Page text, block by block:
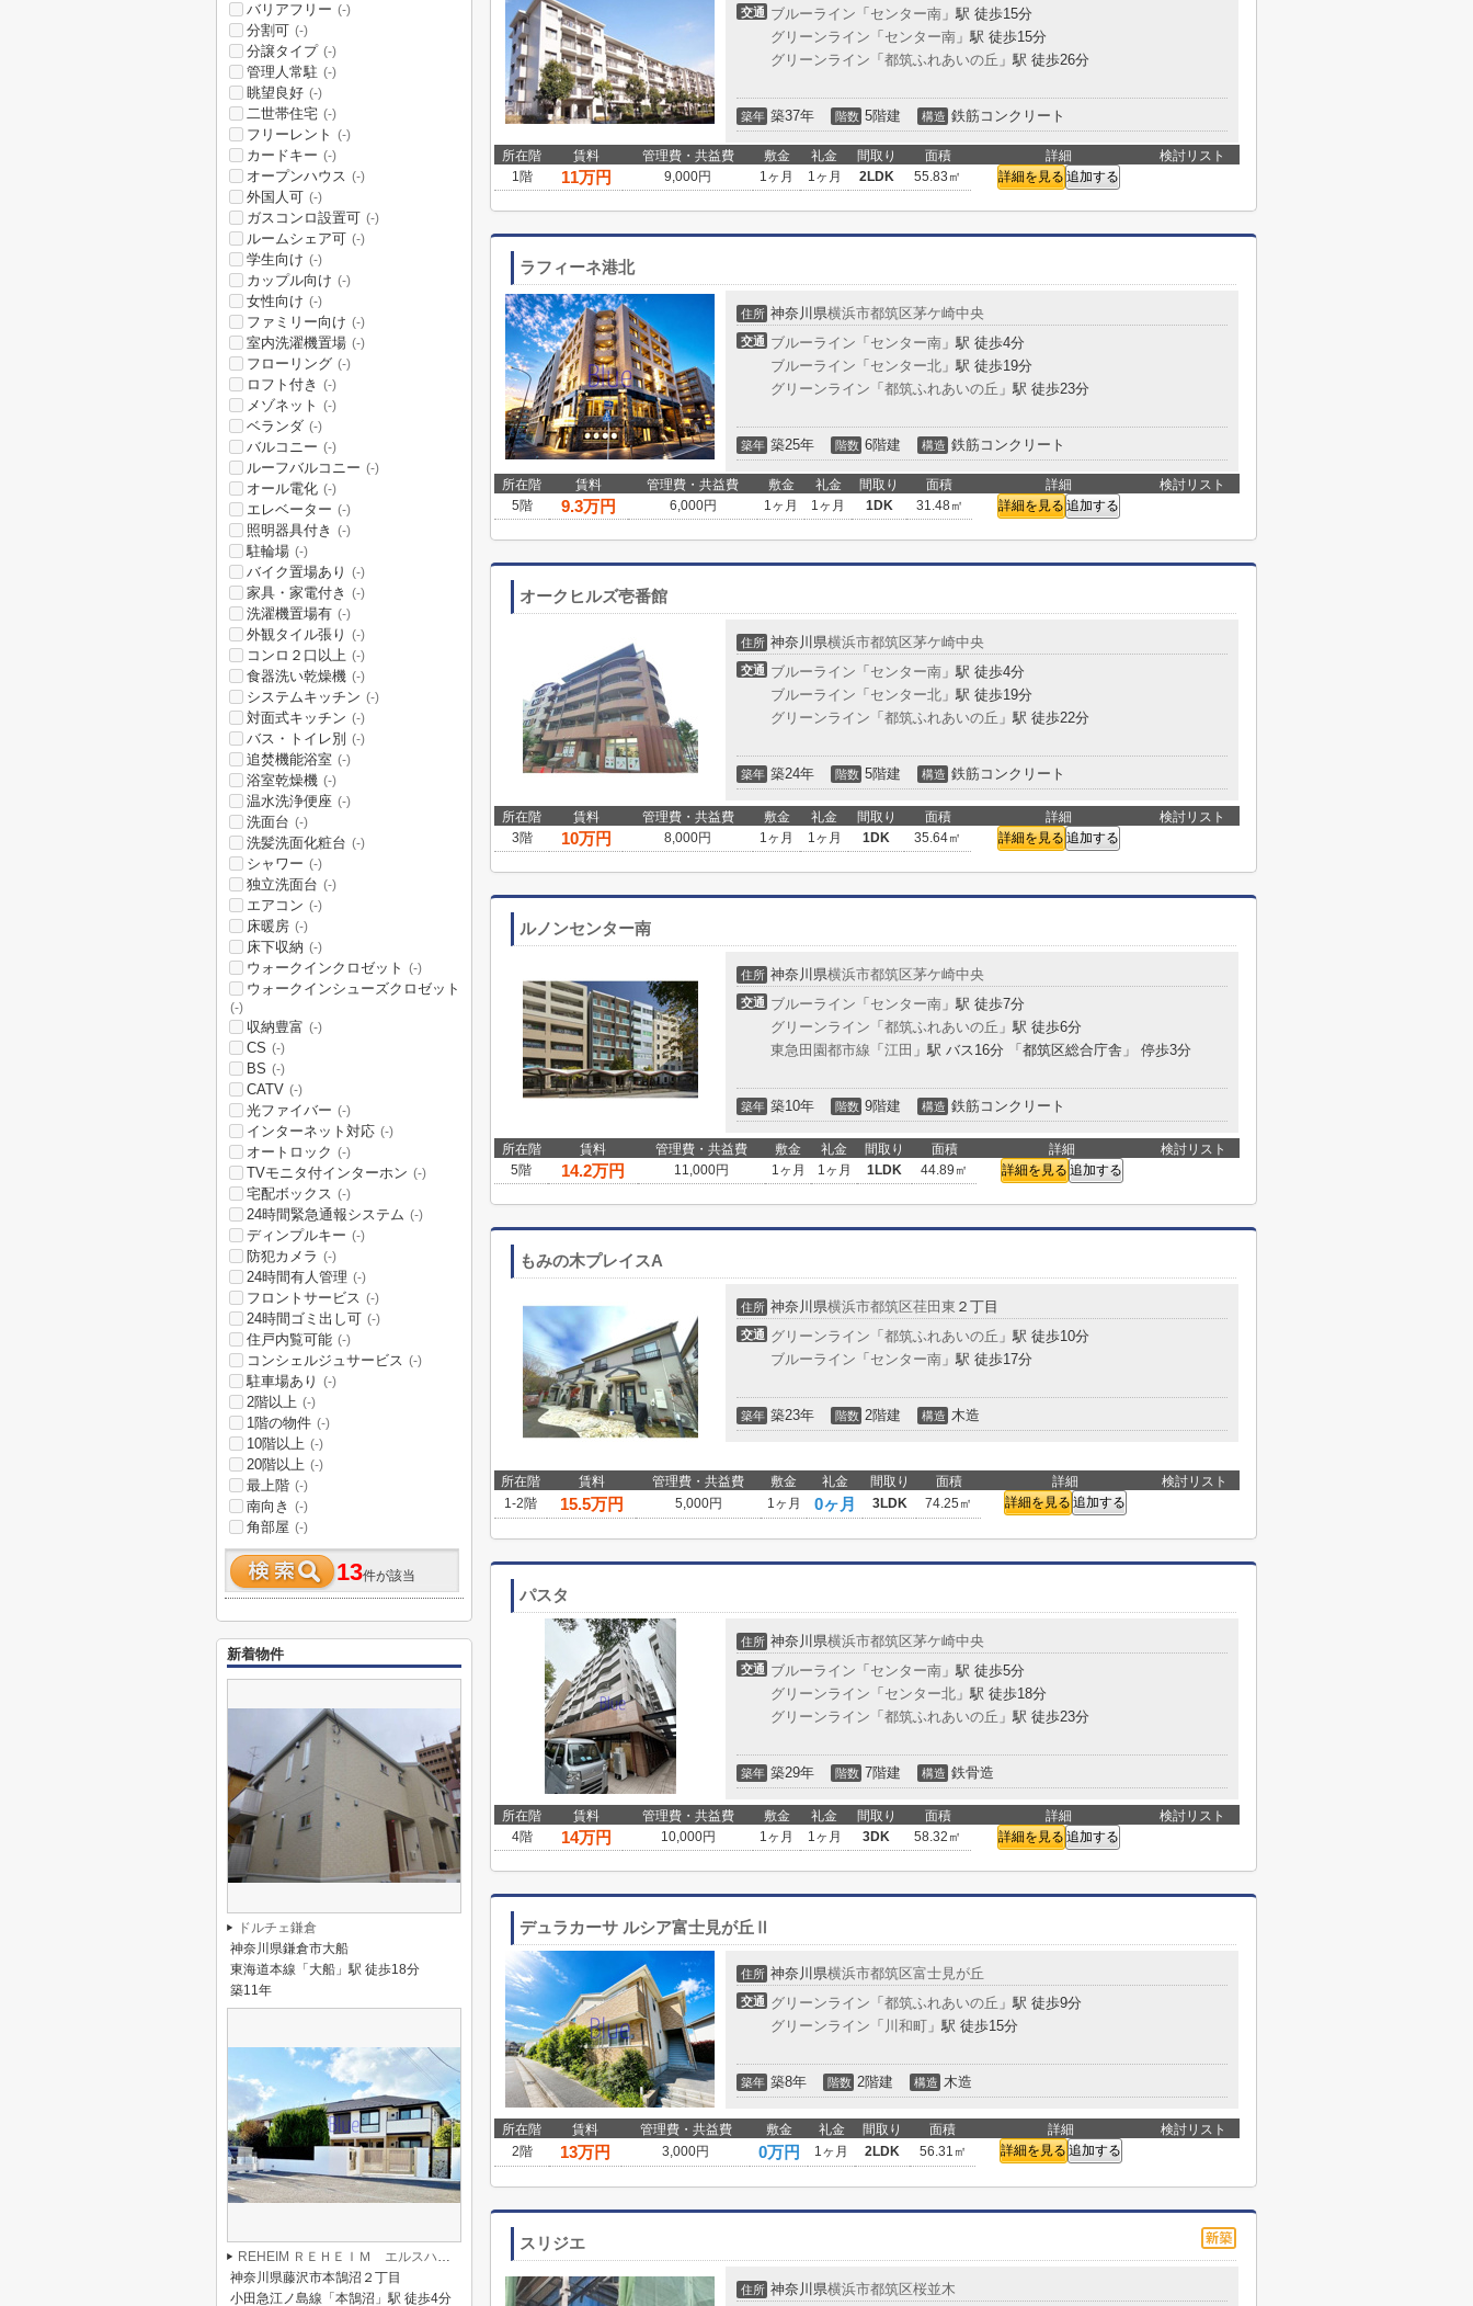
交通 ブルーライン 「 センター南 」駅 徒歩15分
グリーンライン 「 センター南 」駅 徒歩15分
グリーンライン 「 都筑ふれあいの丘 」駅 徒歩26分
築年 築37年 階数 5階建 構造 鉄筋コンクリート
所在階 賃料 管理費・共益費 敷金 礼金 間取り 面積 詳細
検討リスト
1階
11万円 9,000円 1ヶ月 1ヶ月 2LDK 55.83㎡ 詳細を見る 追加する
ラフィーネ港北
住所 神奈川県横浜市都筑区茅ケ崎中央
交通 ブルーライン 「 センター南 」駅 徒歩4分
ブルーライン 「 センター北 」駅 徒歩19分
グリーンライン 「 都筑ふれあいの丘 」駅 徒歩23分
築年 築25年 階数 6階建 構造 鉄筋コンクリート
所在階 賃料 管理費・共益費 敷金 礼金 間取り 面積 詳細
検討リスト
5階
9.3万円 6,000円 1ヶ月 1ヶ月 1DK 31.48㎡ 詳細を見る 追加する
オークヒルズ壱番館
住所 神奈川県横浜市都筑区茅ケ崎中央
交通 ブルーライン 「 センター南 」駅 徒歩4分
ブルーライン 「 センター北 」駅 徒歩19分
グリーンライン 「 都筑ふれあいの丘 」駅 徒歩22分
築年 築24年 階数 5階建 構造 鉄筋コンクリート
所在階 賃料 管理費・共益費 敷金 礼金 間取り 面積 詳細
検討リスト
3階
10万円 8,000円 1ヶ月 1ヶ月 1DK 35.64㎡ 詳細を見る 追加する
ルノンセンター南
住所 神奈川県横浜市都筑区茅ケ崎中央
交通 ブルーライン 「 センター南 」駅 徒歩7分
グリーンライン 「 都筑ふれあいの丘 」駅 徒歩6分
東急田園都市線 「 江田 」駅 バス16分 「都筑区総合庁舎」 停歩3分
築年 築10年 階数 9階建 構造 鉄筋コンクリート
所在階 賃料 管理費・共益費 敷金 礼金 間取り 面積 詳細
検討リスト
5階
14.2万円 11,000円 1ヶ月 1ヶ月 1LDK 44.89㎡ 詳細を見る 追加する
もみの木プレイスA
住所 神奈川県横浜市都筑区荏田東 ２丁目
交通 グリーンライン 「 都筑ふれあいの丘 」駅 徒歩10分
ブルーライン 「 センター南 」駅 徒歩17分
築年 築23年 階数 2階建 構造 木造
所在階 賃料 管理費・共益費 敷金 礼金 間取り 面積 詳細
検討リスト
1-2階
15.5万円 5,000円 1ヶ月 0ヶ月 3LDK 74.25㎡ 詳細を見る 追加する
パスタ
住所 神奈川県横浜市都筑区茅ケ崎中央
交通 ブルーライン 「 センター南 」駅 徒歩5分
グリーンライン 「 センター北 」駅 徒歩18分
グリーンライン 「 都筑ふれあいの丘 」駅 徒歩23分
築年 築29年 階数 7階建 構造 鉄骨造
所在階 賃料 管理費・共益費 敷金 礼金 間取り 面積 詳細
検討リスト
4階
14万円 10,000円 1ヶ月 1ヶ月 3DK 58.32㎡ 詳細を見る 追加する
デュラカーサ ルシア富士見が丘Ⅱ
住所 神奈川県横浜市都筑区富士見が丘
交通 グリーンライン 「 都筑ふれあいの丘 」駅 徒歩9分
グリーンライン 「 川和町 」駅 徒歩15分
築年 築8年 階数 2階建 構造 木造
所在階 賃料 管理費・共益費 敷金 礼金 間取り 面積 詳細
検討リスト
2階
13万円 3,000円 0万円 1ヶ月 2LDK 56.31㎡ 詳細を見る 追加する
スリジエ
住所 神奈川県横浜市都筑区桜並木
バリアフリー (-)
分割可 (-)
分譲タイプ (-)
管理人常駐 (-)
眺望良好 (-)
二世帯住宅 (-)
フリーレント (-)
カードキー (-)
オープンハウス (-)
外国人可 (-)
ガスコンロ設置可 (-)
ルームシェア可 (-)
学生向け (-)
カップル向け (-)
女性向け (-)
ファミリー向け (-)
室内洗濯機置場 (-)
フローリング (-)
ロフト付き (-)
メゾネット (-)
ベランダ (-)
バルコニー (-)
ルーフバルコニー (-)
オール電化 (-)
エレベーター (-)
照明器具付き (-)
駐輪場 (-)
バイク置場あり (-)
家具・家電付き (-)
洗濯機置場有 (-)
外観タイル張り (-)
コンロ２口以上 (-)
食器洗い乾燥機 (-)
システムキッチン (-)
対面式キッチン (-)
バス・トイレ別 (-)
追焚機能浴室 (-)
浴室乾燥機 (-)
温水洗浄便座 (-)
洗面台 (-)
洗髪洗面化粧台 (-)
シャワー (-)
独立洗面台 (-)
エアコン (-)
床暖房 (-)
床下収納 (-)
ウォークインクロゼット (-)
ウォークインシューズクロゼット
(-)
収納豊富 (-)
CS (-)
BS (-)
CATV (-)
光ファイバー (-)
インターネット対応 (-)
オートロック (-)
TVモニタ付インターホン (-)
宅配ボックス (-)
24時間緊急通報システム (-)
ディンプルキー (-)
防犯カメラ (-)
24時間有人管理 (-)
フロントサービス (-)
24時間ゴミ出し可 (-)
住戸内覧可能 (-)
コンシェルジュサービス (-)
駐車場あり (-)
2階以上 (-)
1階の物件 (-)
10階以上 (-)
20階以上 (-)
最上階 (-)
南向き (-)
角部屋 (-)
13件が該当
新着物件
ドルチェ鎌倉
神奈川県鎌倉市大船
東海道本線「大船」駅 徒歩18分
築11年
REHEIM ＲＥＨＥＩＭ エルスハイム
神奈川県藤沢市本鵠沼２丁目
小田急江ノ島線「本鵠沼」駅 徒歩4分